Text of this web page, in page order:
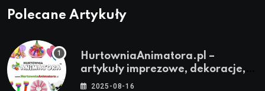
Polecane Artykuły
HurtowniaAnimatora.pl –
artykuły imprezowe, dekoracje,
stroje i akcesoria dla animatorów
2025-08-16